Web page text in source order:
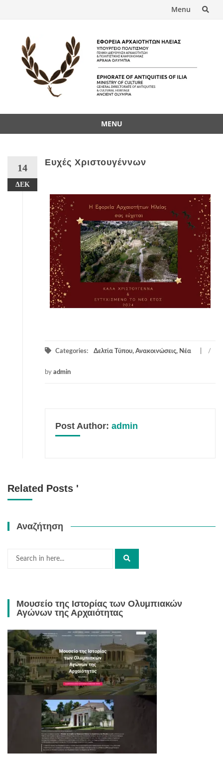
Menu
MENU
14
ΔΕΚ
Ευχές Χριστουγέννων
Categories: Δελτία Τύπου, Ανακοινώσεις, Νέα /
by admin
Post Author: admin
Related Posts '
Αναζήτηση
Μουσείο της Ιστορίας των Ολυμπιακών
Αγώνων της Αρχαιότητας